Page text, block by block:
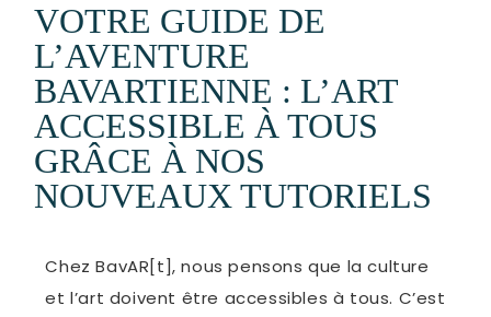
VOTRE GUIDE DE
L’AVENTURE
BAVARTIENNE : L’ART
ACCESSIBLE À TOUS
GRÂCE À NOS
NOUVEAUX TUTORIELS
Chez BavAR[t], nous pensons que la culture
et l’art doivent être accessibles à tous. C’est